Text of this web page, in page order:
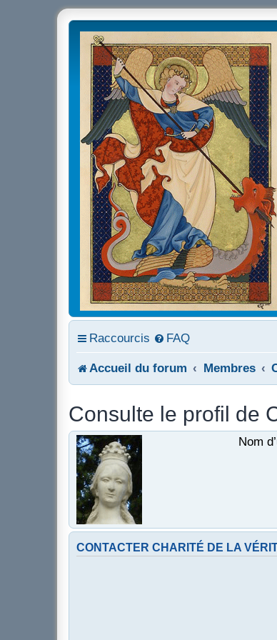
Raccourcis FAQ
Accueil du forum Membres
Consulte le profil de
Nom
CONTACTER CHARITÉ DE LA